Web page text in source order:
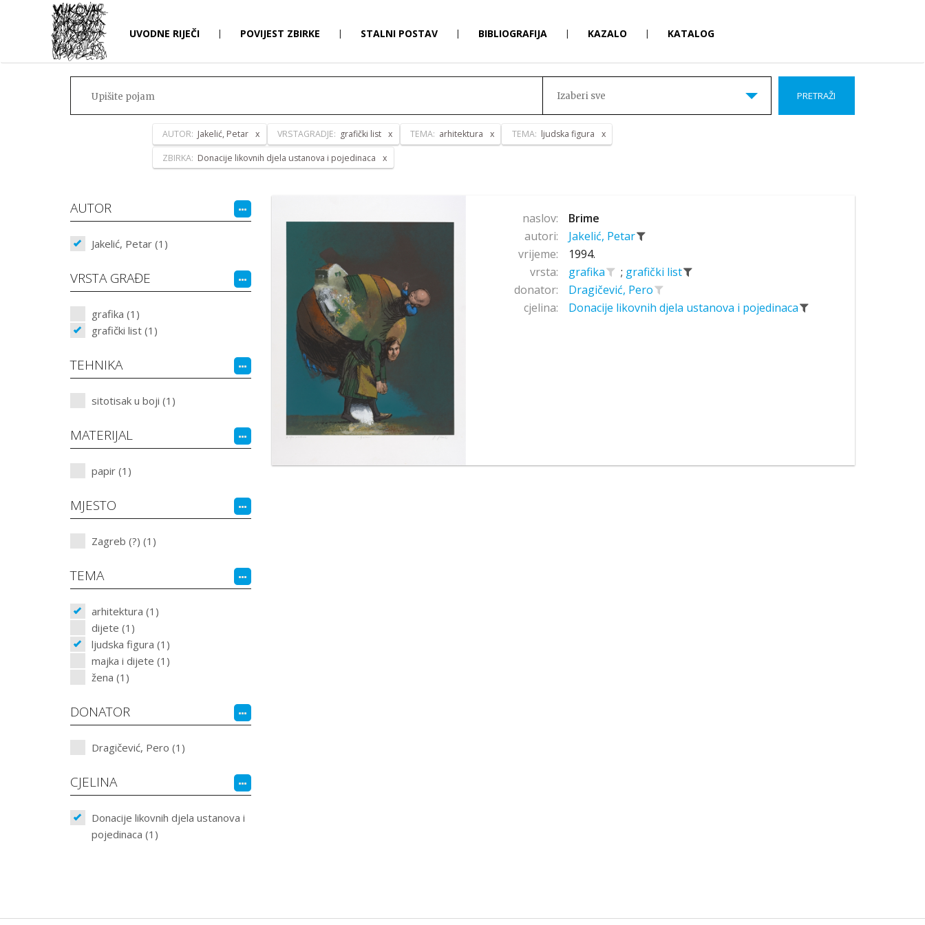
UVODNE RIJEČI | POVIJEST ZBIRKE | STALNI POSTAV | BIBLIOGRAFIJA | KAZALO | KATALOG
Izaberi sve PRETRAŽI
AUTOR: Jakelić, Petar VRSTAGRADJE: grafički list TEMA: arhitektura TEMA: ljudska figura
ZBIRKA: Donacije likovnih djela ustanova i pojedinaca
AUTOR
Jakelić, Petar (1)
VRSTA GRAĐE
grafika (1)
grafički list (1)
TEHNIKA
sitotisak u boji (1)
MATERIJAL
papir (1)
MJESTO
Zagreb (?) (1)
TEMA
arhitektura (1)
dijete (1)
ljudska figura (1)
majka i dijete (1)
žena (1)
DONATOR
Dragičević, Pero (1)
CJELINA
Donacije likovnih djela ustanova i
pojedinaca (1)
naslov:
Brime
autori:
Jakelić, Petar
vrijeme:
1994.
vrsta:
grafika ; grafički list
donator:
Dragičević, Pero
cjelina:
Donacije likovnih djela ustanova i pojedinaca